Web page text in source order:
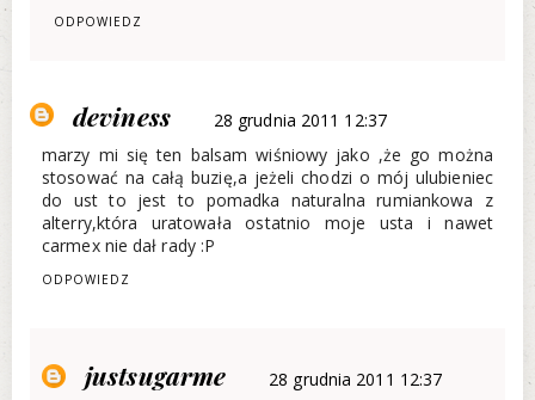
ODPOWIEDZ
deviness
28 grudnia 2011 12:37
marzy mi się ten balsam wiśniowy jako ,że go można
stosować na całą buzię,a jeżeli chodzi o mój ulubieniec
do ust to jest to pomadka naturalna rumiankowa z
alterry,która uratowała ostatnio moje usta i nawet
carmex nie dał rady :P
ODPOWIEDZ
justsugarme
28 grudnia 2011 12:37